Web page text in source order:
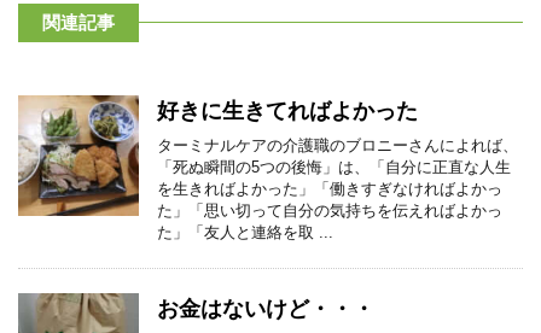
関連記事
好きに生きてればよかった
ターミナルケアの介護職のブロニーさんによれば、
「死ぬ瞬間の5つの後悔」は、「自分に正直な人生
を生きればよかった」「働きすぎなければよかっ
た」「思い切って自分の気持ちを伝えればよかっ
た」「友人と連絡を取 ...
お金はないけど・・・